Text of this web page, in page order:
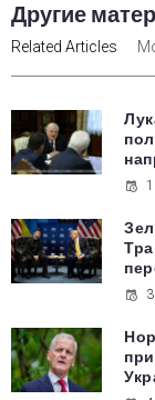
Другие
Related Articles